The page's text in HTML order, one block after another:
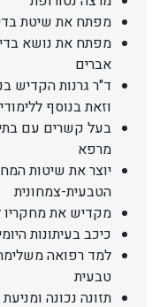
מפתח את שיטת
מפתח את נושא
אברים
ד"ר גרנות הקדיש
וזאת בנוסף
בעל קשרים עם
מרפא
יוצר את שיטות
הטבעית-צמחונית
מקדיש את מחקריו
כיכב בעיתונות
למד רפואה
טבעית
תזונה נכונה